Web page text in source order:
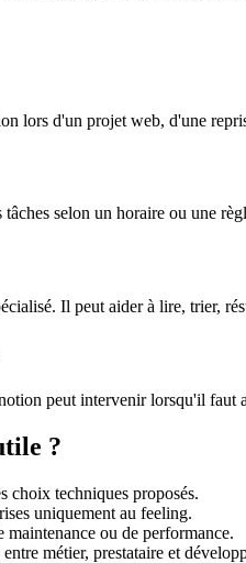
lors d'un projet web, d'une
selon un horaire ou une
Il peut aider à lire, trier,
peut intervenir lorsqu'il faut
?
choix techniques proposés.
uniquement au feeling.
maintenance ou de performance.
métier, prestataire et